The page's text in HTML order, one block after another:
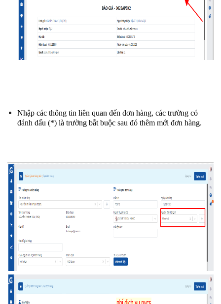
Nhập các thông tin liên quan đến đơn hàng, các trường có
đánh dấu (*) là trường bắt buộc sau đó thêm mới đơn hàng.